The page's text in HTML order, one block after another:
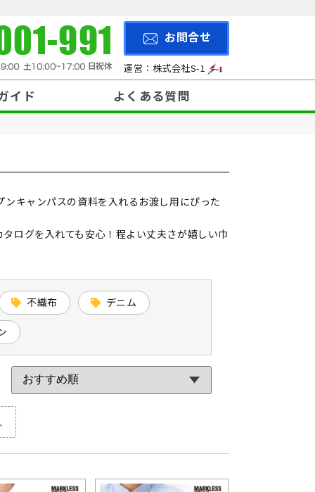
お問合せ
運営：株式会社S-1
イド よくある質問
キャンパスの資料を入れるお渡し用にぴった
ログを入れても安心！程よい丈夫さが嬉しい巾
不織布 デニム